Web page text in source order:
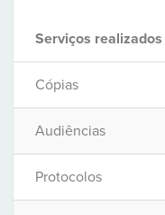
Serviços realizados
Cópias
Audiências
Protocolos